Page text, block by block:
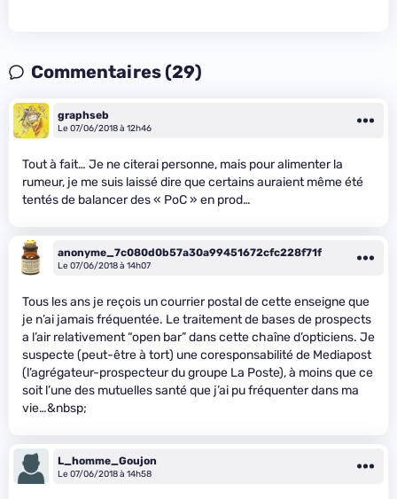
Commentaires (29)
graphseb
Le 07/06/2018 à 12h46
Tout à fait… Je ne citerai personne, mais pour alimenter la
rumeur, je me suis laissé dire que certains auraient même été
tentés de balancer des « PoC » en prod…
anonyme_7c080d0b57a30a99451672cfc228f71f
Le 07/06/2018 à 14h07
Tous les ans je reçois un courrier postal de cette enseigne que
je n’ai jamais fréquentée. Le traitement de bases de prospects
a l’air relativement “open bar” dans cette chaîne d’opticiens. Je
suspecte (peut-être à tort) une coresponsabilité de Mediapost
(l’agrégateur-prospecteur du groupe La Poste), à moins que ce
soit l’une des mutuelles santé que j’ai pu fréquenter dans ma
vie…&nbsp;
L_homme_Goujon
Le 07/06/2018 à 14h58